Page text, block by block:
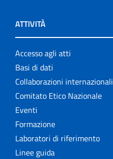
ATTIVITÀ
Accesso agli atti
Basi di dati
Collaborazioni internazionali
Comitato Etico Nazionale
Eventi
Formazione
Laboratori di riferimento
Linee guida